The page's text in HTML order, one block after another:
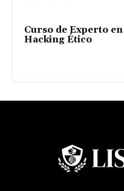
Curso de Experto en
Hacking Ético